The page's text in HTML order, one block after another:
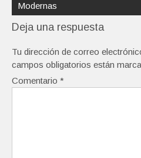
Modernas
Deja una respuesta
Tu dirección de correo
campos obligatorios están
Comentario *